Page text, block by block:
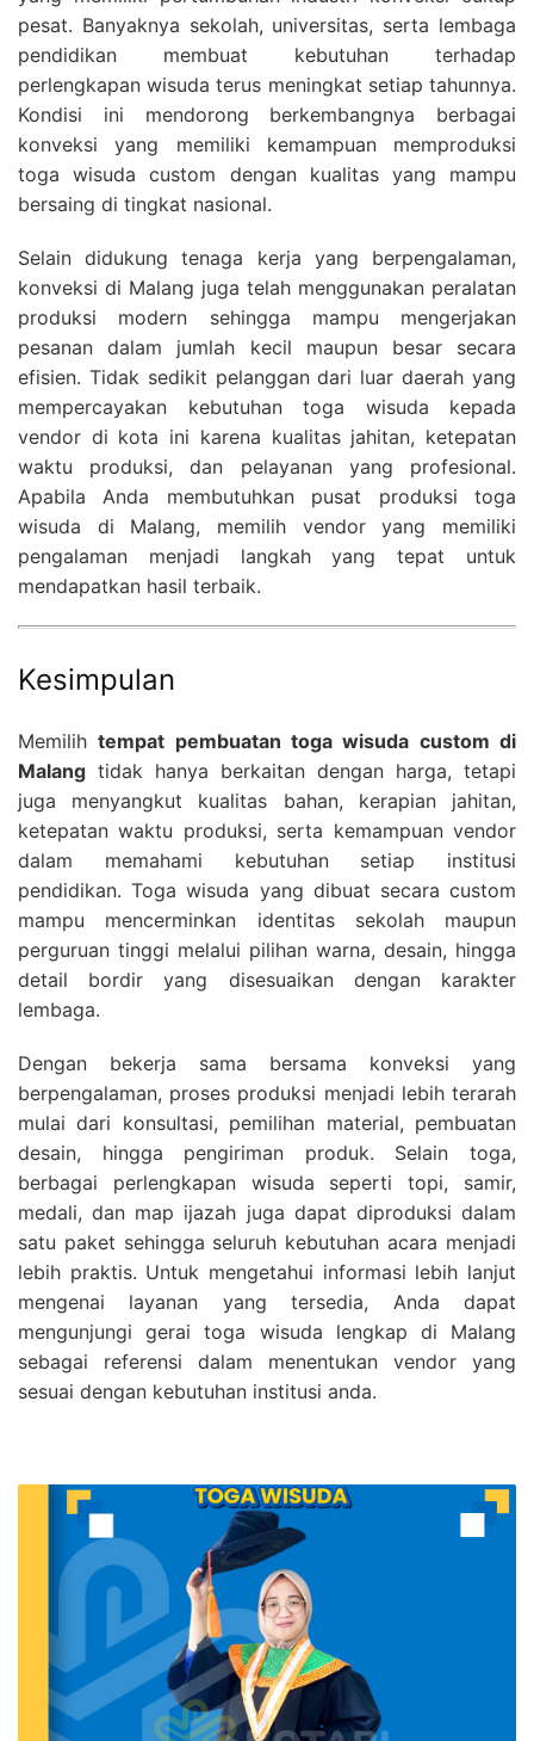
pesat. Banyaknya sekolah, universitas, serta lembaga
pendidikan membuat kebutuhan terhadap
perlengkapan wisuda terus meningkat setiap tahunnya.
Kondisi ini mendorong berkembangnya berbagai
konveksi yang memiliki kemampuan memproduksi
toga wisuda custom dengan kualitas yang mampu
bersaing di tingkat nasional.
Selain didukung tenaga kerja yang berpengalaman,
konveksi di Malang juga telah menggunakan peralatan
produksi modern sehingga mampu mengerjakan
pesanan dalam jumlah kecil maupun besar secara
efisien. Tidak sedikit pelanggan dari luar daerah yang
mempercayakan kebutuhan toga wisuda kepada
vendor di kota ini karena kualitas jahitan, ketepatan
waktu produksi, dan pelayanan yang profesional.
Apabila Anda membutuhkan pusat produksi toga
wisuda di Malang, memilih vendor yang memiliki
pengalaman menjadi langkah yang tepat untuk
mendapatkan hasil terbaik.
Kesimpulan
Memilihtempat pembuatan toga wisuda custom di
Malang tidak hanya berkaitan dengan harga, tetapi
juga menyangkut kualitas bahan, kerapian jahitan,
ketepatan waktu produksi, serta kemampuan vendor
dalam memahami kebutuhan setiap institusi
pendidikan. Toga wisuda yang dibuat secara custom
mampu mencerminkan identitas sekolah maupun
perguruan tinggi melalui pilihan warna, desain, hingga
detail bordir yang disesuaikan dengan karakter
lembaga.
Dengan bekerja sama bersama konveksi yang
berpengalaman, proses produksi menjadi lebih terarah
mulai dari konsultasi, pemilihan material, pembuatan
desain, hingga pengiriman produk. Selain toga,
berbagai perlengkapan wisuda seperti topi, samir,
medali, dan map ijazah juga dapat diproduksi dalam
satu paket sehingga seluruh kebutuhan acara menjadi
lebih praktis. Untuk mengetahui informasi lebih lanjut
mengenai layanan yang tersedia, Anda dapat
mengunjungi gerai toga wisuda lengkap di Malang
sebagai referensi dalam menentukan vendor yang
sesuai dengan kebutuhan institusi anda.